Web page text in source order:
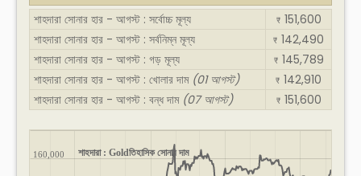
শাহদারা সোনার হার - আগস্ট : সর্বোচ্চ মূল্য
₹ 151,600
শাহদারা সোনার হার - আগস্ট : সর্বনিম্ন মূল্য
₹ 142,490
শাহদারা সোনার হার - আগস্ট : গড় মূল্য
₹ 145,789
শাহদারা সোনার হার - আগস্ট : খোলার দাম (01 আগস্ট) ₹ 142,910
শাহদারা সোনার হার - আগস্ট : বন্ধ দাম (07 আগস্ট) ₹ 151,600
শাহদারা : Goldতিহাসিক সোনার দাম
160,000